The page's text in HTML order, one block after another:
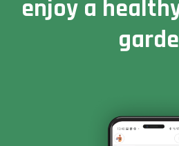
enjoy a